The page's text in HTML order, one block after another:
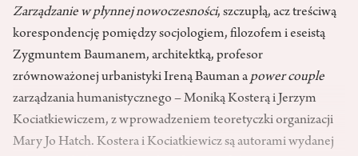
Zarządzanie w płynnej nowocze­sności, szczupłą, acz treściwą
korespondencję pomiędzy socjologiem, filozofem i eseistą
Zygmuntem Baumanem, architektką, profesor
zrównoważonej urbanistyki Ireną Bauman a power couple
zarządzania humanistycz­nego – Moniką Kosterą i Jerzym
Kociatkiewiczem, z wprowadzeniem teore­tyczki organizacji
Mary Jo Hatch. Kostera i Kociatkiewicz są autorami wydanej